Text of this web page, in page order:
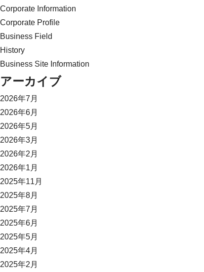
Corporate Information
Corporate Profile
Business Field
History
Business Site Information
アーカイブ
2026年7月
2026年6月
2026年5月
2026年3月
2026年2月
2026年1月
2025年11月
2025年8月
2025年7月
2025年6月
2025年5月
2025年4月
2025年2月